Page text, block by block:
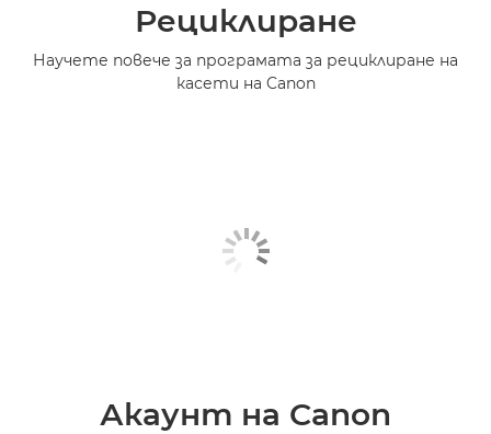
Рециклиране
Научете повече за програмата за рециклиране на
касети на Canon
Акаунт на Canon